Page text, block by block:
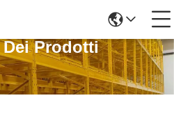
Prodotti